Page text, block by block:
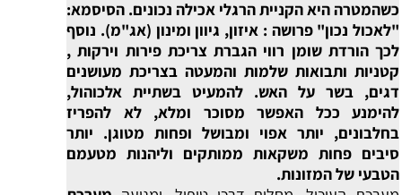
כשהמטרה היא הקניית הרגלי אכילה נכונים. הסיסמא:
"לאכול נכון" פרושה : איזון, גיוון ומינון (אג"מ). נוסף
לכך הורדת שומן רווי הגברת צריכת פירות וירקות ,
קטניות ותבואות שלמות והמעטה בצריכת מעושנים
דגים, בשר על האש. להמעיט בשתיית אלכוהול,
להימנע ככל האפשר מסוכר ומלא, לא להפריז
בחלבונים, יותר אפוי ומבושל ופחות מטוגן. יותר
סיבים פחות משקאות ממותקים וליהנות מטעמם
הטבעי של המזונות.